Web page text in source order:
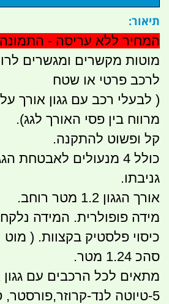
תיאור:
המחיר ללא עריסה -
מוטות מקשרים ומגשרים
לרכב פרטי או שטח
( לבעלי רכב עם גגון אורך
מרווח בין פסי האורך לגג).
קל ופשוט להתקנה.
כולל 4 מנעולים לאבטחת
גניבתו.
אורך הגגון 1.2 מטר רוחב.
מידה פופולרית. המידה
כיסוי פלסטיק בקצוות. (
סהכ 1.24 מטר.
מתאים לכל הרכבים עם